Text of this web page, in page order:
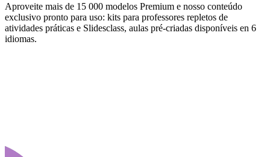
Aproveite mais de 15 000 modelos Premium e nosso conteúdo
exclusivo pronto para uso: kits para professores repletos de
atividades práticas e Slidesclass, aulas pré-criadas disponíveis en 6
idiomas.